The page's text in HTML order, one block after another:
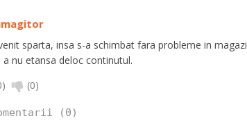
sparta, insa s-a schimbat fara probleme in
a nu etansa deloc continutul.
) (0)
(0)